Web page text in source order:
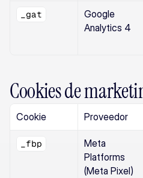
_gat
Google
Analytics 4
Cookies de
Cookie Proveedor
_fbp
Meta
Platforms
(Meta Pixel)